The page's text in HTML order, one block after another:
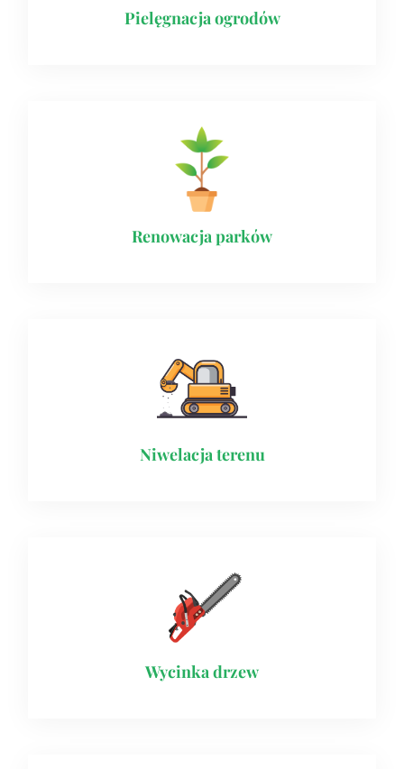
Pielęgnacja ogrodów
Renowacja parków
Niwelacja terenu
Wycinka drzew